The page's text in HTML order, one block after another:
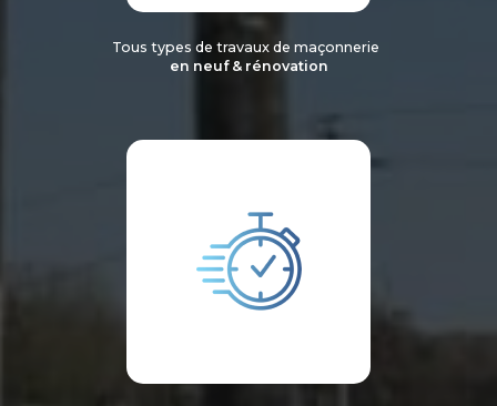
Tous types de travaux de maçonnerie
en neuf & rénovation